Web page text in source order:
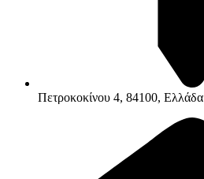
Πετροκοκίνου 4, 84100, Ελλάδα